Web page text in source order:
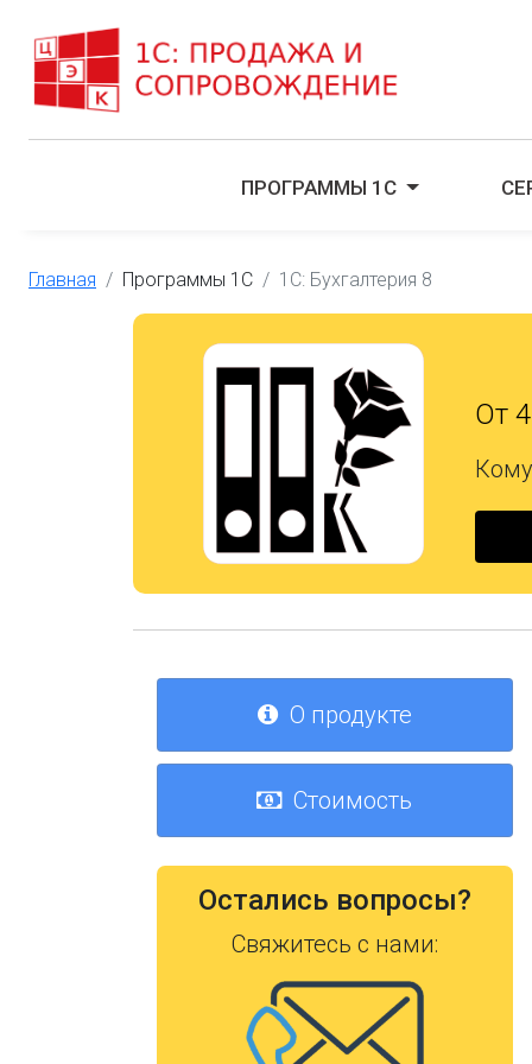
ПРОГРАММЫ 1С
Главная Программы 1С 1С: Бухгалтерия 8
От
О продукте
Стоимость
Остались вопросы?
Свяжитесь с нами: